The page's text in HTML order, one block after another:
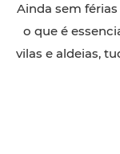
Ainda sem
o que é
vilas e aldeias,